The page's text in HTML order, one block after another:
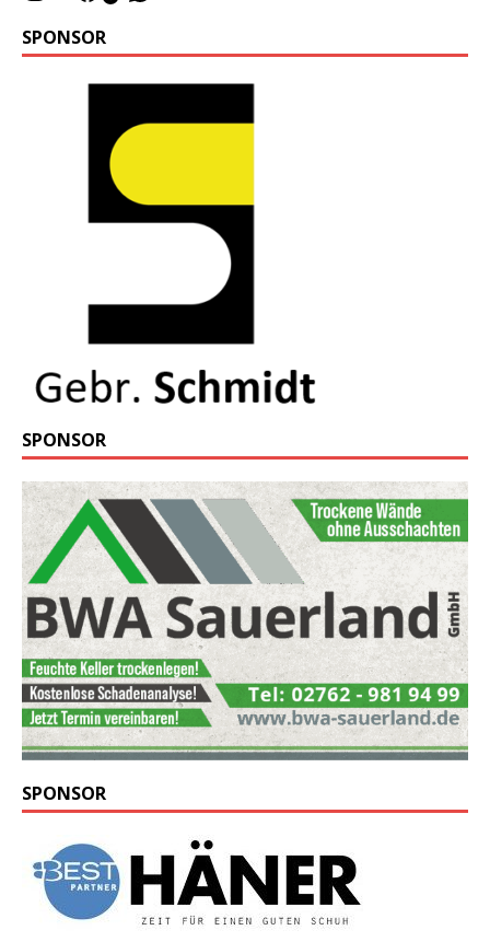
SPONSOR
SPONSOR
SPONSOR